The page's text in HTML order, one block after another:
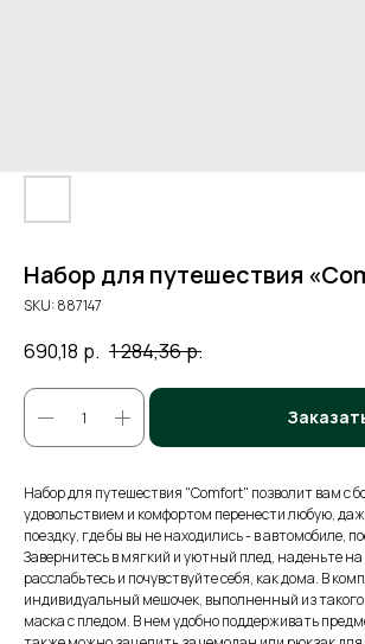
Набор для путешествия
SKU:887147
690,18 р. 1 284,36р.
Набор для путешествия "Comfort" позволит вам с
удовольствием и комфортом перенести любую,
поездку, где бы вы не находились - в автомобиле,
Завернитесь в мягкий и уютный плед, наденьте на
расслабьтесь и почувствуйте себя, как дома. В
индивидуальный мешочек, выполненный из
маска с пледом. В нем удобно поддерживать